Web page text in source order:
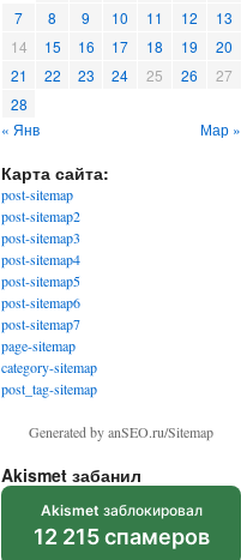
7
8 9 10 11 12
13
14
15 16 17 18 19
20
21
22 23 24 25 26
27
28
« Янв
Мар »
Карта сайта:
post-sitemap
post-sitemap2
post-sitemap3
post-sitemap4
post-sitemap5
post-sitemap6
post-sitemap7
page-sitemap
category-sitemap
post_tag-sitemap
Generated by anSEO.ru/Sitemap
Akismet забанил
Akismet заблокировал
12 215 спамеров